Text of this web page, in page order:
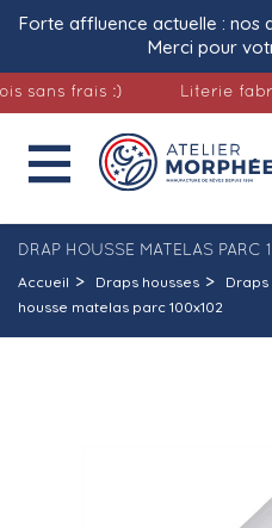
Forte affluence actuelle : nos
Merci pour
frais :) Literie

DRAP HOUSSE MATELAS PARC
Accueil Draps housses
housse matelas parc 100x102